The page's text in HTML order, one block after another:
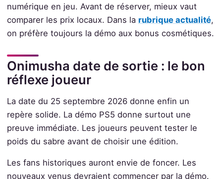
numérique en jeu. Avant de réserver, mieux vaut
comparer les prix locaux. Dans la rubrique actualité,
on préfère toujours la démo aux bonus cosmétiques.
Onimusha date de sortie : le bon
réflexe joueur
La date du 25 septembre 2026 donne enfin un
repère solide. La démo PS5 donne surtout une
preuve immédiate. Les joueurs peuvent tester le
poids du sabre avant de choisir une édition.
Les fans historiques auront envie de foncer. Les
nouveaux venus devraient commencer par la démo.